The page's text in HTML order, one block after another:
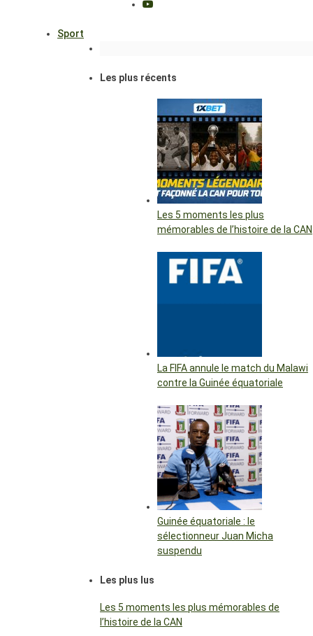
Sport
Les plus récents
Les 5 moments les plus
mémorables de l’histoire de la CAN
La FIFA annule le match du Malawi
contre la Guinée équatoriale
Guinée équatoriale : le
sélectionneur Juan Micha
suspendu
Les plus lus
Les 5 moments les plus mémorables de
l’histoire de la CAN